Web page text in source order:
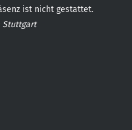
ist nicht gestattet.
Stuttgart